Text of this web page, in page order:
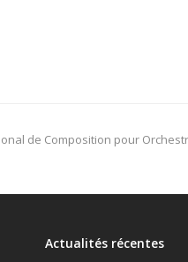
de Composition pour
Actualités récentes